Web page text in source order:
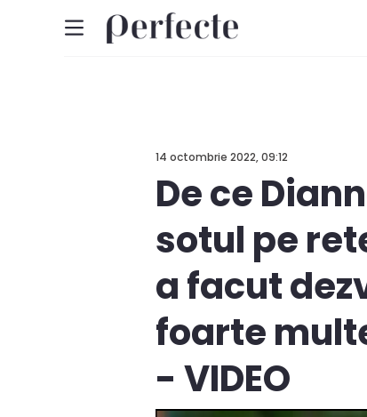
14 octombrie 2022, 09:12
De ce
sotul pe
a facut
foarte
- VIDEO